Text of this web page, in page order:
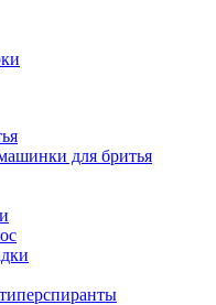
для бритья